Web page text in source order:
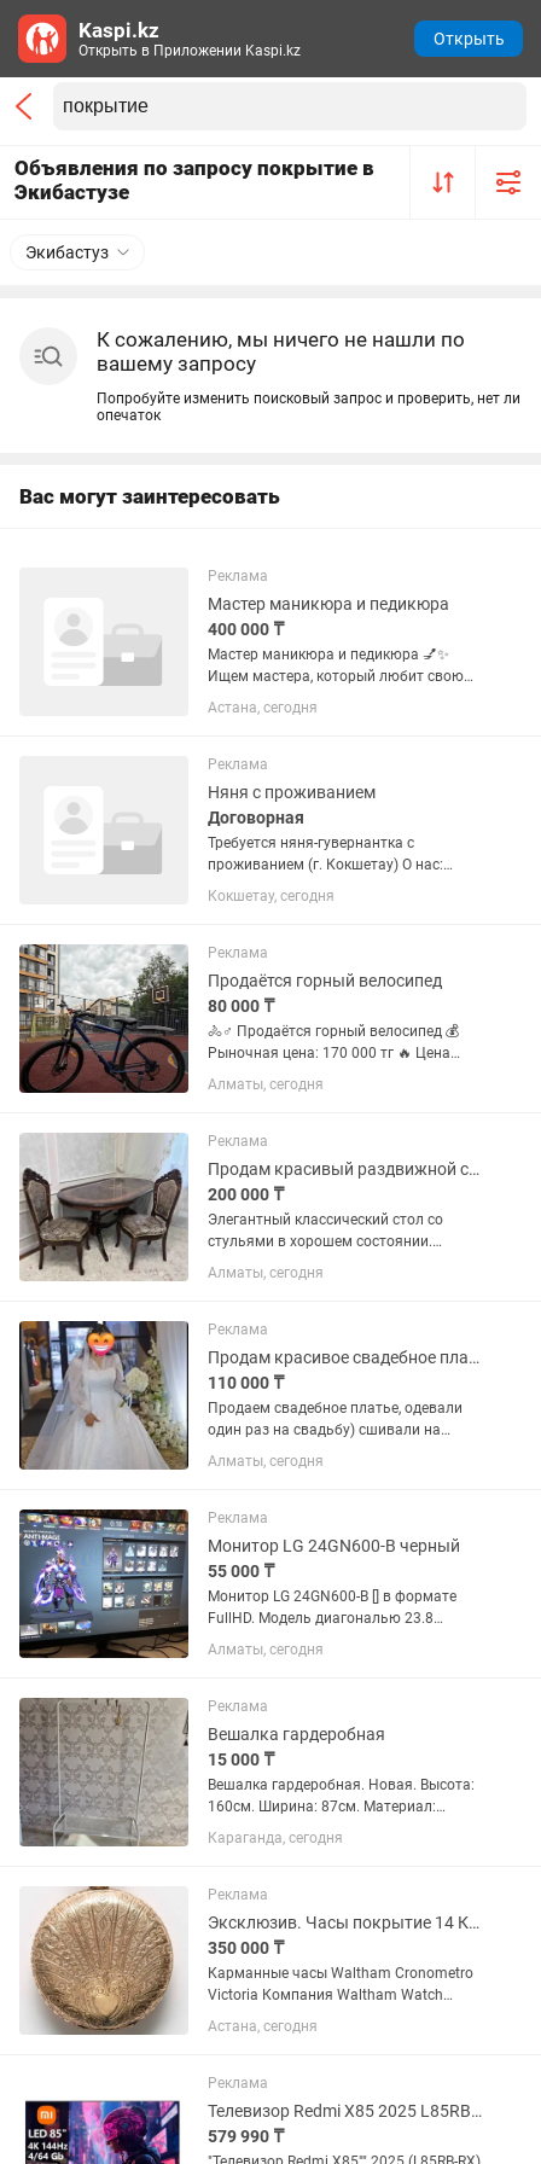
Объявления по запросу покрытие в
Экибастузе
Экибастуз
К сожалению, мы ничего не нашли по
вашему запросу
Попробуйте изменить поисковый запрос и проверить, нет ли
опечаток
Вас могут заинтересовать
Реклама
Мастер маникюра и педикюра
400 000 ₸
Мастер маникюра и педикюра 💅✨
Ищем мастера, который любит свою
работу и делает её с душой 🤍 Того, к
кому клиенты возвращаются снова и
аккуратный маникюр и педикюр 💅 —...
Астана, сегодня
Реклама
Няня с проживанием
Договорная
Требуется няня-гувернантка с
проживанием (г. Кокшетау) О нас:
Ищем ответственную и надежную
помощницу с проживанием для
детей школьного возраста.
Предоставляется...
Кокшетау, сегодня
Реклама
Продаётся горный велосипед
80 000 ₸
🚴♂️ Продаётся горный велосипед 💰
Рыночная цена: 170 000 тг 🔥 Цена
продажи: 80 000 тг ✅ Куплен всего 2
месяца назад. Причина продажи:
времени кататься. Велосипед...
Алматы, сегодня
Реклама
Продам красивый раздвижной стол со стульями в классическом стиле.
200 000 ₸
Элегантный классический стол со
стульями в хорошем состоянии.
Раздвижной механизм Качественное
покрытие с красивым древесным
Алматы, сегодня
Реклама
Продам красивое свадебное платье
110 000 ₸
Продаем свадебное платье, одевали
один раз на свадьбу) сшивали на
заказ. Платье на застежке-молния
шнуровка, состояние новое, смотрится
приличную сумму) все...
Алматы, сегодня
Реклама
Монитор LG 24GN600-B черный
55 000 ₸
Монитор LG 24GN600-B [] в формате
FullHD. Модель диагональю 23.8
дюймаа поддерживает технологии
HDR10 и AMD FreeSync Premium, что
яркость цветов. IPS-матрица с...
Алматы, сегодня
Реклама
Вешалка гардеробная
15 000 ₸
Вешалка гардеробная. Новая. Высота:
160см. Ширина: 87см. Материал:
металл; на колесиках. Предназначение:
для одежды, для обуви. Благодаря
многофункциональности и
многообразию цветов...
Караганда, сегодня
Реклама
Эксклюзив. Часы покрытие 14 К. Золото. Антиквариат.
350 000 ₸
Карманные часы Waltham Cronometro
Victoria Компания Waltham Watch
Company США, до 1899 года Корпус
покрыт 14К золотом! Позолота!
Астана, сегодня
Реклама
Телевизор Redmi X85 2025 L85RB-RX [216см, 4K/144Hz, Direct LED 500Нит]
579 990 ₸
Kaspi.kz
Открыть в Приложении Kaspi.kz
Открыть